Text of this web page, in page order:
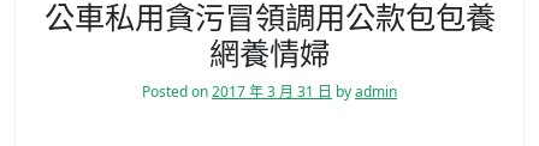
公車私用貪污冒領調用公款包包養
網養情婦
Posted on2017 年 3 月 31 日 byadmin